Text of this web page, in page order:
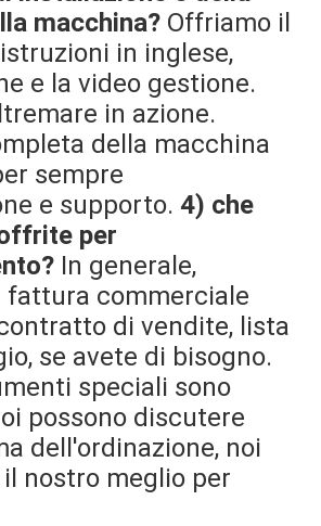
macchina? Offriamo il
in inglese,
e la video gestione.
in azione.
della macchina
sempre
e supporto. 4) che
per
In generale,
fattura commerciale
di vendite, lista
se avete di bisogno.
speciali sono
possono discutere
dell'ordinazione, noi
nostro meglio per